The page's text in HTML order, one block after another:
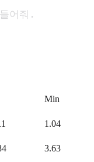
어줘.
Min
1.04
3.63